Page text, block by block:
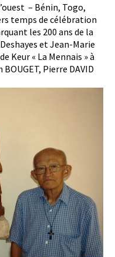
– Bénin, Togo,
temps de célébration
les 200 ans de la
et Jean-Marie
Keur « La Mennais » à
Pierre DAVID